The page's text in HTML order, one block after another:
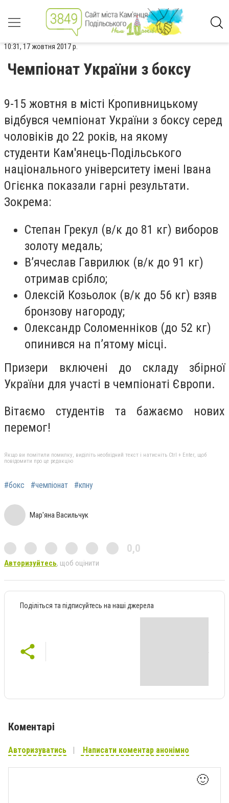
10:31, 17 жовтня 2017 р.
Чемпіонат України з боксу
9-15 жовтня в місті Кропивницькому
відбувся чемпіонат України з боксу серед
чоловіків до 22 років, на якому
студенти Кам'янець-Подільського
національного університету імені Івана
Огієнка показали гарні результати.
Зокрема:
Степан Грекул (в/к до 81 кг) виборов
золоту медаль;
В’ячеслав Гаврилюк (в/к до 91 кг)
отримав срібло;
Олексій Козьолок (в/к до 56 кг) взяв
бронзову нагороду;
Олександр Соломенніков (до 52 кг)
опинився на п’ятому місці.
Призери включені до складу збірної
України для участі в чемпіонаті Європи.
Вітаємо студентів та бажаємо нових
перемог!
Якщо ви помітили помилку, виділіть необхідний текст і натисніть Ctrl + Enter, щоб
повідомити про це редакцію
#бокс #чемпіонат #кпну
Мар'яна Васильчук
0,0
Авторизуйтесь, щоб оцінити
Поділіться та підписуйтесь на наші джерела
Коментарі
Авторизуватись Написати коментар анонімно
🙂